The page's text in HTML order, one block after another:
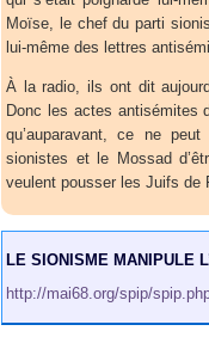
Moïse, le chef du parti
lui-même des lettres
À la radio, ils ont dit
Donc les actes antisémites
qu’auparavant, ce ne
sionistes et le Mossad
veulent pousser les Juifs de
LE SIONISME MANIPULE
http://mai68.org/spip/